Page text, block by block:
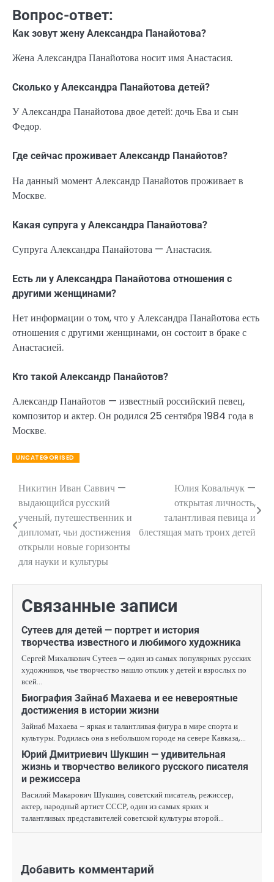
Вопрос-ответ:
Как зовут жену Александра Панайотова?
Жена Александра Панайотова носит имя Анастасия.
Сколько у Александра Панайотова детей?
У Александра Панайотова двое детей: дочь Ева и сын
Федор.
Где сейчас проживает Александр Панайотов?
На данный момент Александр Панайотов проживает в
Москве.
Какая супруга у Александра Панайотова?
Супруга Александра Панайотова — Анастасия.
Есть ли у Александра Панайотова отношения с
другими женщинами?
Нет информации о том, что у Александра Панайотова есть
отношения с другими женщинами, он состоит в браке с
Анастасией.
Кто такой Александр Панайотов?
Александр Панайотов — известный российский певец,
композитор и актер. Он родился 25 сентября 1984 года в
Москве.
UNCATEGORISED
Навигация
по
записям
Никитин Иван Саввич —
выдающийся русский
ученый, путешественник и
дипломат, чьи достижения
открыли новые горизонты
для науки и культуры
Юлия Ковальчук —
открытая личность,
талантливая певица и
блестящая мать троих детей
Связанные записи
Сутеев для детей — портрет и история
творчества известного и любимого художника
Сергей Михалкович Сутеев — один из самых популярных русских
художников, чье творчество нашло отклик у детей и взрослых по
всей…
Биография Зайнаб Махаева и ее невероятные
достижения в истории жизни
Зайнаб Махаева – яркая и талантливая фигура в мире спорта и
культуры. Родилась она в небольшом городе на севере Кавказа,…
Юрий Дмитриевич Шукшин — удивительная
жизнь и творчество великого русского писателя
и режиссера
Василий Макарович Шукшин, советский писатель, режиссер,
актер, народный артист СССР, один из самых ярких и
талантливых представителей советской культуры второй…
Добавить комментарий